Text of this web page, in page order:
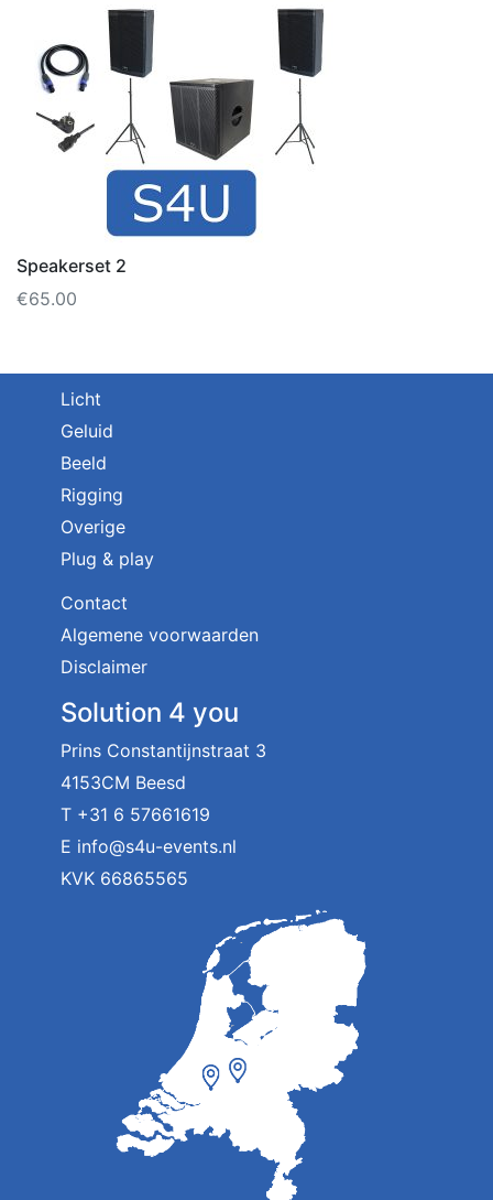
Speakerset 2
€65.00
Licht
Geluid
Beeld
Rigging
Overige
Plug & play
Contact
Algemene voorwaarden
Disclaimer
Solution 4 you
Prins Constantijnstraat 3
4153CM Beesd
T +31 6 57661619
E info@s4u-events.nl
KVK 66865565